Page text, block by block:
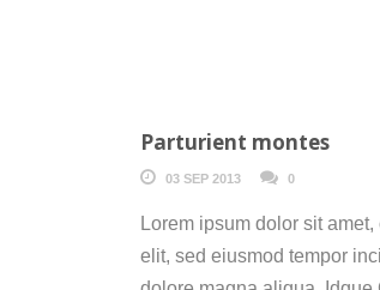
Parturient montes
03 SEP 2013 0
Lorem ipsum dolor sit
elit, sed eiusmod tempor